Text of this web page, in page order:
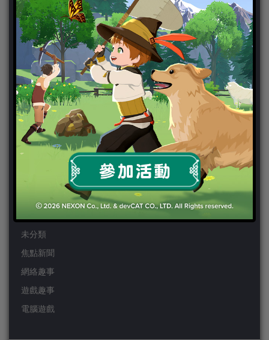
PS VITA
PS3
PS4
PSP
Wii
Wiiu
XBOX ONE
XBOX360
未分類
焦點新聞
網絡趣事
遊戲趣事
電腦遊戲